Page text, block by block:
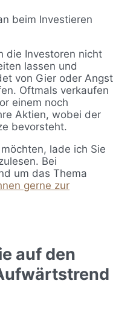
beim Investieren
die Investoren nicht
lassen und
von Gier oder Angst
Oftmals verkaufen
einem noch
Aktien, wobei der
bevorsteht.
lade ich Sie
Bei
um das Thema
gerne zur
auf den